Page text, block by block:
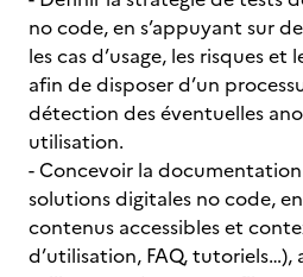
no code, en s’appuyant sur
les cas d’usage, les risques et
afin de disposer d’un
détection des éventuelles
utilisation.
- Concevoir la
solutions digitales no code,
contenus accessibles et
d’utilisation, FAQ,